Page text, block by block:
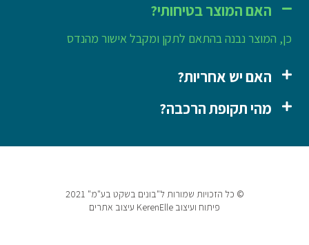
האם המוצר בטיחותי?
כן, המוצר נבנה בהתאם לתקן ומקבל אישור מהנדס
האם יש אחריות?
מהי תקופת הרכבה?
© כל הזכויות שמורות ל"בונים בשקט בע"מ"​
פיתוח ועיצוב KerenElle עיצוב אתרים